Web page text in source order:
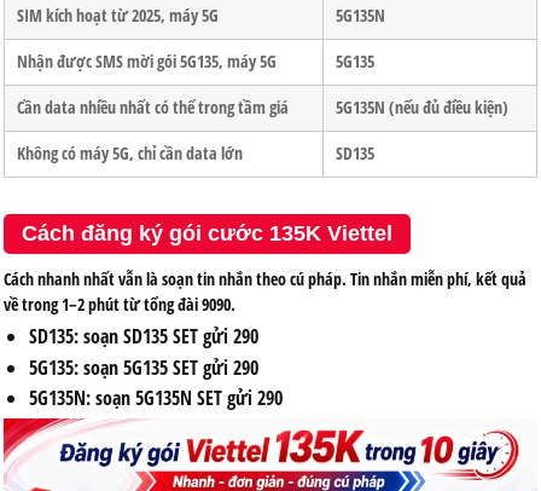
SIM kích hoạt từ 2025, máy 5G 5G135N
Nhận được SMS mời gói 5G135, máy 5G 5G135
Cần data nhiều nhất có thể trong tầm giá 5G135N (nếu đủ điều kiện)
Không có máy 5G, chỉ cần data lớn SD135
Cách đăng ký gói cước 135K Viettel
Cách nhanh nhất vẫn là soạn tin nhắn theo cú pháp. Tin nhắn miễn phí, kết quả
về trong 1–2 phút từ tổng đài 9090.
SD135: soạnSD135 SETgửi 290
5G135: soạn5G135 SETgửi 290
5G135N: soạn5G135N SETgửi 290